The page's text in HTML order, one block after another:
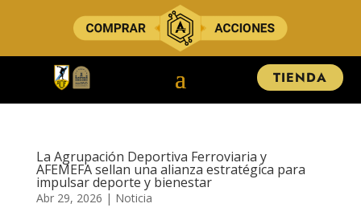
TIENDA
La Agrupación Deportiva Ferroviaria y
AFEMEFA sellan una alianza estratégica para
impulsar deporte y bienestar
Abr 29, 2026 | Noticia